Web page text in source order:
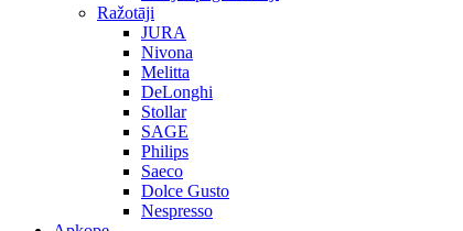
Ražotāji
JURA
Nivona
Melitta
DeLonghi
Stollar
SAGE
Philips
Saeco
Dolce Gusto
Nespresso